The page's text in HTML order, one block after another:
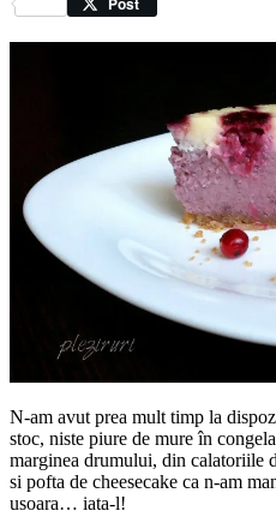
N-am avut prea mult timp la
stoc, niste piure de mure în
marginea drumului, din calatoriile
si pofta de cheesecake ca n-am
usoara… iata-l!